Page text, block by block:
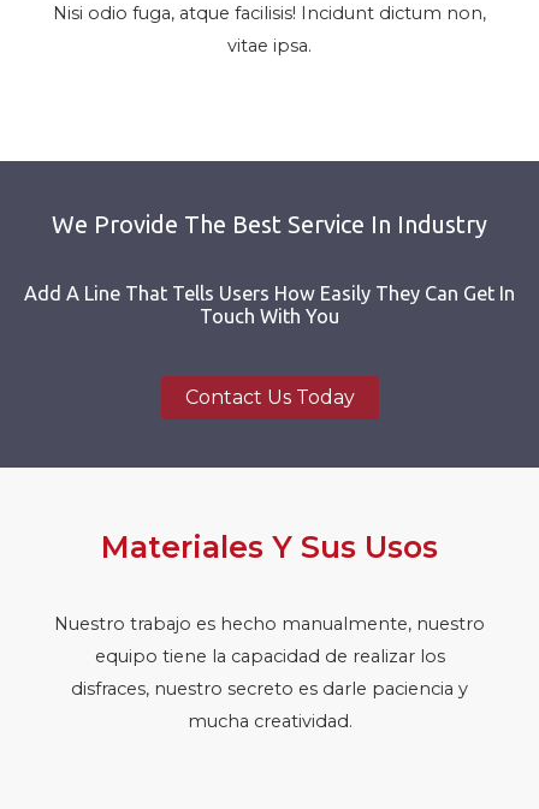
Nisi odio fuga, atque facilisis! Incidunt dictum non,
vitae ipsa.
We Provide The Best Service In Industry
Add A Line That Tells Users How Easily They Can Get In
Touch With You
Contact Us Today
Materiales Y Sus Usos
Nuestro trabajo es hecho manualmente, nuestro
equipo tiene la capacidad de realizar los
disfraces, nuestro secreto es darle paciencia y
mucha creatividad.